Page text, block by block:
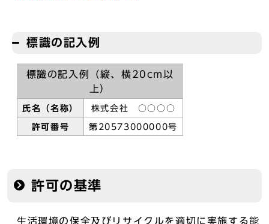
標識の記入例
標識の記入例（縦、横20cm以
上）
氏名（名称） 株式会社 ○○○○
許可番号 第20573000000号
許可の基準
生活環境の保全及びリサイクルを適切に実施する能